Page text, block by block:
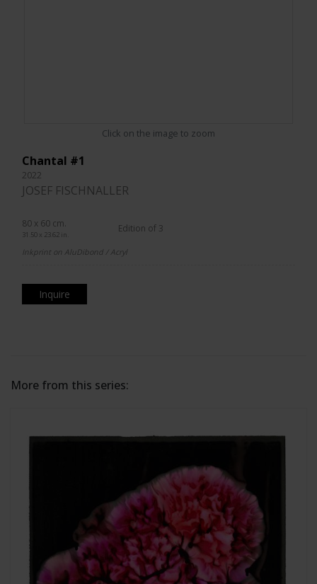
Click on the image to zoom
Chantal #1
2022
JOSEF FISCHNALLER
80 x 60 cm.
31.50 x 23.62 in.
Edition of 3
Inkprint on AluDibond / Acryl
Inquire
More from this series: